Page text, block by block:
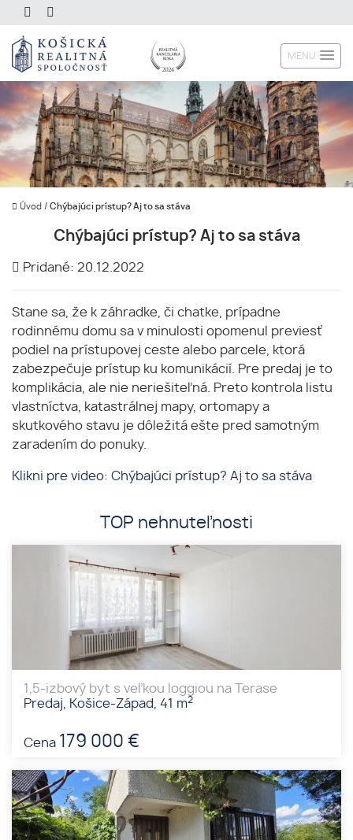
MENU
Úvod / Chýbajúci prístup? Aj to sa stáva
Chýbajúci prístup? Aj to sa stáva
Pridané: 20.12.2022
Stane sa, že k záhradke, či chatke, prípadne
rodinnému domu sa v minulosti opomenul previesť
podiel na prístupovej ceste alebo parcele, ktorá
zabezpečuje prístup ku komunikácií. Pre predaj je to
komplikácia, ale nie neriešiteľná. Preto kontrola listu
vlastníctva, katastrálnej mapy, ortomapy a
skutkového stavu je dôležitá ešte pred samotným
zaradením do ponuky.
Klikni pre video: Chýbajúci prístup? Aj to sa stáva
TOP nehnuteľnosti
1,5-izbový byt s veľkou loggiou na Terase
Predaj, Košice-Západ, 41 m2
Cena 179 000 €